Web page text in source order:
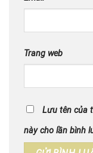
Trang web
Lưu tên của
này cho lần bình